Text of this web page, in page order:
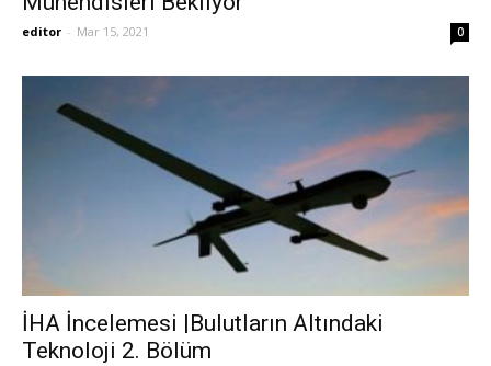
editor - Mar 15, 2021 0
İHA İncelemesi |Bulutların Altındaki
Teknoloji 2. Bölüm